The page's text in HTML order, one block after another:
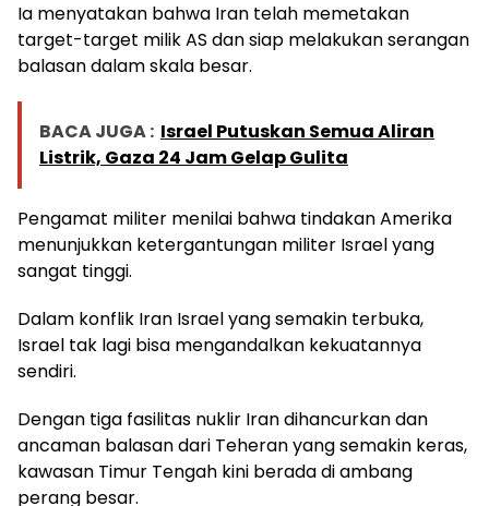
Ia menyatakan bahwa Iran telah memetakan
target-target milik AS dan siap melakukan serangan
balasan dalam skala besar.
BACA JUGA : Israel Putuskan Semua Aliran
Listrik, Gaza 24 Jam Gelap Gulita
Pengamat militer menilai bahwa tindakan Amerika
menunjukkan ketergantungan militer Israel yang
sangat tinggi.
Dalam konflik Iran Israel yang semakin terbuka,
Israel tak lagi bisa mengandalkan kekuatannya
sendiri.
Dengan tiga fasilitas nuklir Iran dihancurkan dan
ancaman balasan dari Teheran yang semakin keras,
kawasan Timur Tengah kini berada di ambang
perang besar.